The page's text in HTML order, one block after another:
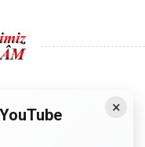
Her Hakkı Saklıdır.×